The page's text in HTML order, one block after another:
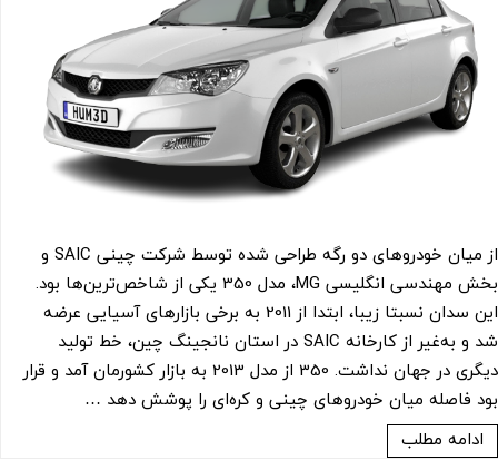
از میان خودروهای دو رگه طراحی شده توسط شرکت چینی SAIC و
بخش مهندسی انگلیسی MG، مدل 350 یکی از شاخص‌ترین‌ها بود.
این سدان نسبتا زیبا، ابتدا از 2011 به برخی بازارهای آسیایی عرضه
شد و به‌غیر از کارخانه SAIC در استان نانجینگ چین، خط تولید
دیگری در جهان نداشت. 350 از مدل 2013 به بازار کشورمان آمد و قرار
بود فاصله میان خودروهای چینی و کره‌ای را پوشش دهد …
ادامه مطلب